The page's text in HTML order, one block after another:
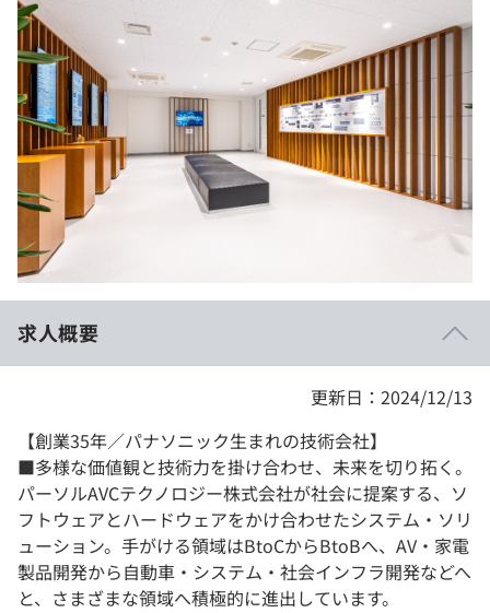
イベント・セミナー
インタビュー
就活成功ガイド
リファレンス
プラン
個人向けプラン
法人向けプラン
学校向けプラン
契約内容・クーポン
再チャレンジ結果一覧
paiza times
note
求人概要
更新日：2024/12/13
【創業35年／パナソニック生まれの技術会社】
■多様な価値観と技術力を掛け合わせ、未来を切り拓く。
パーソルAVCテクノロジー株式会社が社会に提案する、ソ
フトウェアとハードウェアをかけ合わせたシステム・ソリ
ューション。手がける領域はBtoCからBtoBへ、AV・家電
製品開発から自動車・システム・社会インフラ開発などへ
と、さまざまな領域へ積極的に進出しています。